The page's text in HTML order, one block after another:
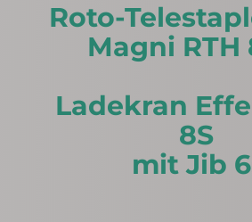
Roto-
Magni RTH
Ladekran
8S
mit Jib